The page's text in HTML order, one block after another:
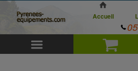
Accueil